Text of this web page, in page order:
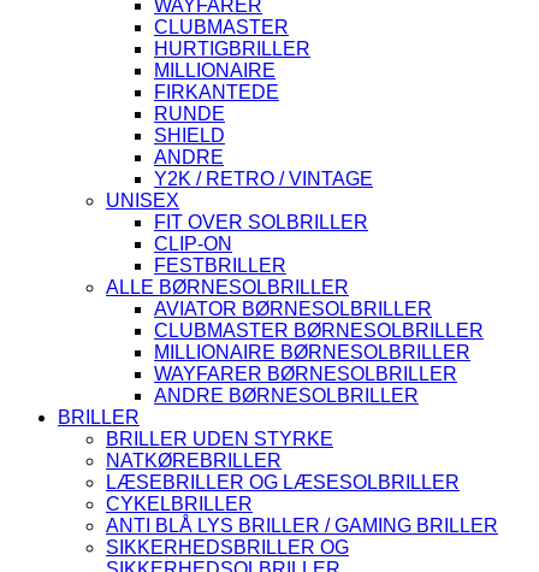
WAYFARER
CLUBMASTER
HURTIGBRILLER
MILLIONAIRE
FIRKANTEDE
RUNDE
SHIELD
ANDRE
Y2K / RETRO / VINTAGE
UNISEX
FIT OVER SOLBRILLER
CLIP-ON
FESTBRILLER
ALLE BØRNESOLBRILLER
AVIATOR BØRNESOLBRILLER
CLUBMASTER BØRNESOLBRILLER
MILLIONAIRE BØRNESOLBRILLER
WAYFARER BØRNESOLBRILLER
ANDRE BØRNESOLBRILLER
BRILLER
BRILLER UDEN STYRKE
NATKØREBRILLER
LÆSEBRILLER OG LÆSESOLBRILLER
CYKELBRILLER
ANTI BLÅ LYS BRILLER / GAMING BRILLER
SIKKERHEDSBRILLER OG